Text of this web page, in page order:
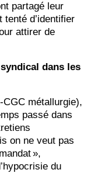
partagé leur
d’identifier
attirer de
dans les
CGC métallurgie),
passé dans
on ne veut pas
»,
du